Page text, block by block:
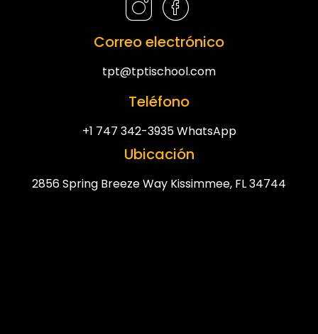
Correo electrónico
tpt@tptischool.com
Teléfono
+1 747 342-3935 WhatsApp
Ubicación
2856 Spring Breeze Way Kissimmee, FL 34744